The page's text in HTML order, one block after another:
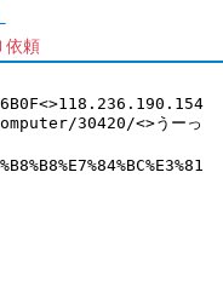
依頼